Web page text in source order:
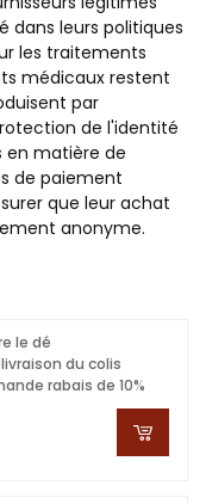
leurs politiques
les traitements
médicaux restent
par
de l'identité
en matière de
de paiement
que leur achat
anonyme.
le dé
du colis
rabais de 10%